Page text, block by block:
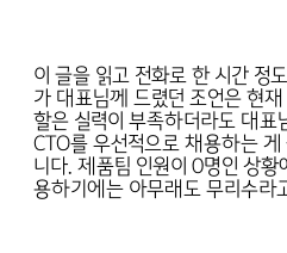
이 글을 읽고 전화로 한 시간 정
가 대표님께 드렸던 조언은 현
할은 실력이 부족하더라도 대표
CTO를 우선적으로 채용하는
니다. 제품팀 인원이 0명인 상
용하기에는 아무래도 무리수라